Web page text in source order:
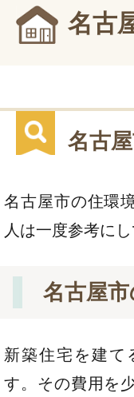
名古
名古
名古屋市の住環
人は一度参考にし
名古屋
新築住宅を建て
す。その費用を